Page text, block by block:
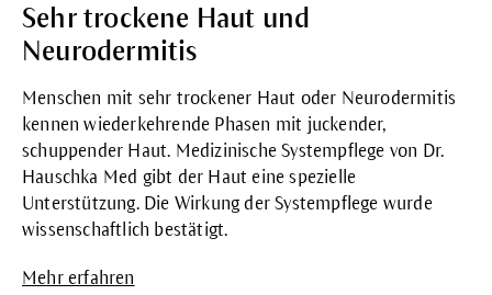
Sehr trockene Haut und
Neurodermitis
Menschen mit sehr trockener Haut oder Neurodermitis
kennen wiederkehrende Phasen mit juckender,
schuppender Haut. Medizinische Systempflege von Dr.
Hauschka Med gibt der Haut eine spezielle
Unterstützung. Die Wirkung der Systempflege wurde
wissenschaftlich bestätigt.
Mehr erfahren